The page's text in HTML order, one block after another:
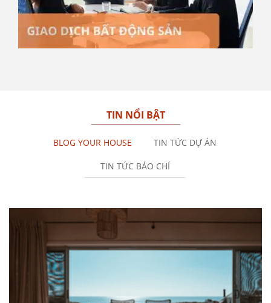
TIN NỔI BẬT
BLOG YOUR HOUSE TIN TỨC DỰ ÁN
TIN TỨC BÁO CHÍ